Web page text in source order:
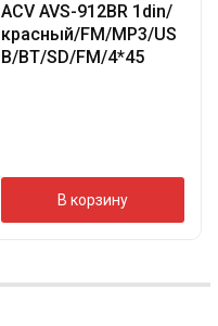
ACV AVS-912BR 1din/
красный/FM/MP3/US
B/BT/SD/FM/4*45
В корзину